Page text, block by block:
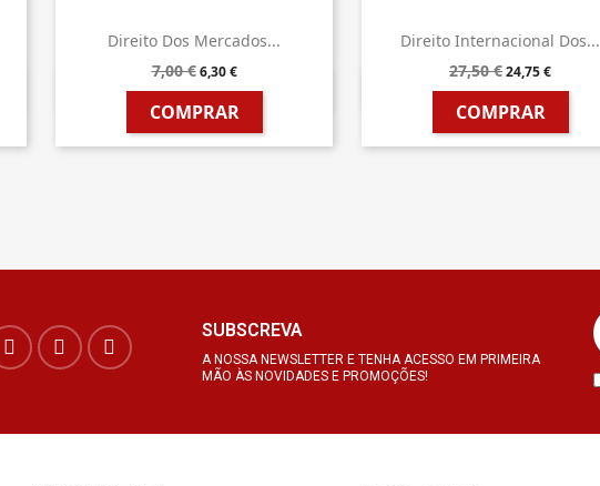
Direito Dos Mercados...
7,00 € 6,30 €
COMPRAR
 Vista rápida
Direito Internacional Dos...
27,50 €24,75 €
COMPRAR
 Vista rápida
SUBSCREVA
A NOSSA NEWSLETTER E TENHA ACESSO EM PRIMEIRA
MÃO ÀS NOVIDADES E PROMOÇÕES!